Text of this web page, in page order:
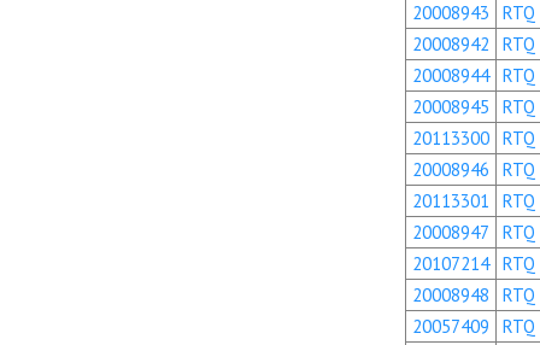
20008943
20008942
20008944
20008945
20113300
20008946
20113301
20008947
20107214
20008948
20057409